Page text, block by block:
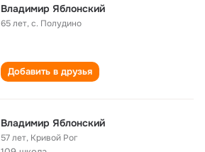
Владимир Яблонский
65 лет,с. Полудино
Добавить в друзья
Владимир Яблонский
57 лет, Кривой Рог